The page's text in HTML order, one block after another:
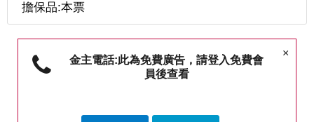
擔保品:本票
×
金主電話:此為免費廣告，請登入免費會
員後查看